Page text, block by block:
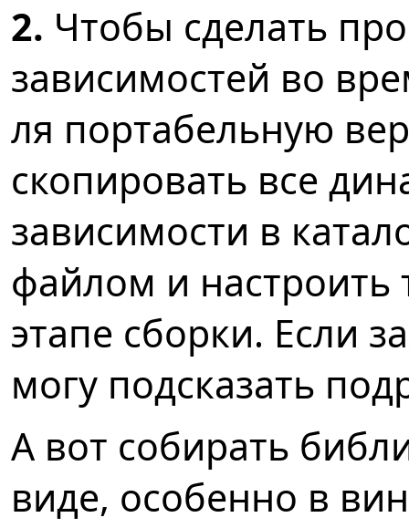
2. Чтобы сделать
зависимостей во
ля портабельную
скопировать все
зависимости в
файлом и настроить
этапе сборки. Если
могу подсказать
А вот собирать
виде, особенно в